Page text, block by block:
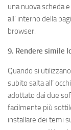
una nuova scheda
all’ interno della
browser.
9. Rendere simile
Quando si
subito salta all’
adottato dai due
facilmente più
installare dei temi